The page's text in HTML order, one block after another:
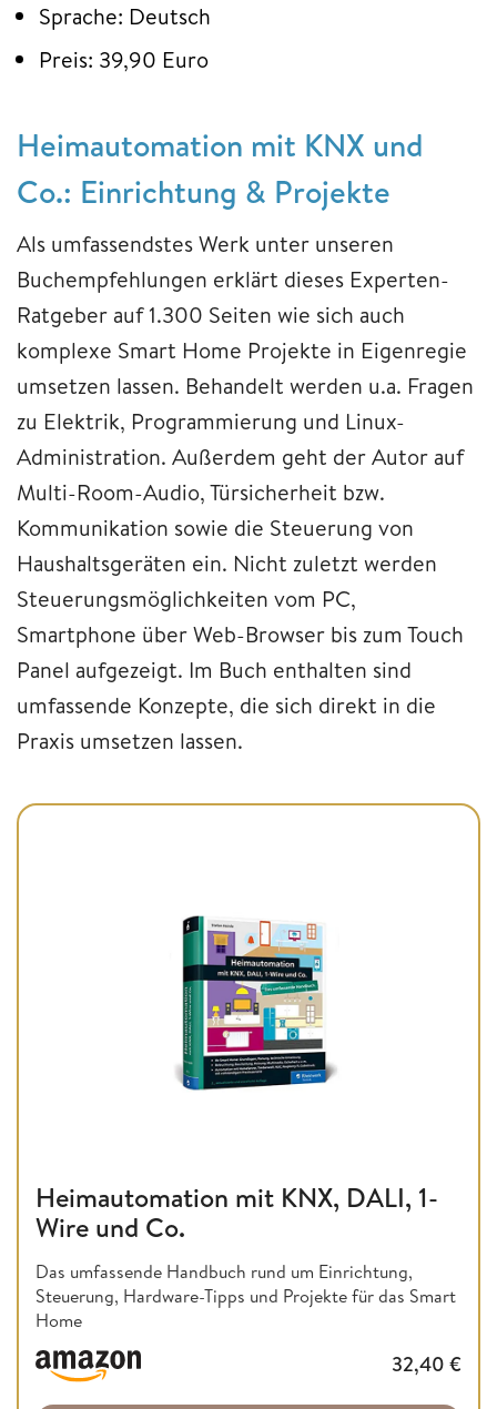
Sprache: Deutsch
Preis: 39,90 Euro
Heimautomation mit KNX und
Co.: Einrichtung & Projekte
Als umfassendstes Werk unter unseren
Buchempfehlungen erklärt dieses Experten-
Ratgeber auf 1.300 Seiten wie sich auch
komplexe Smart Home Projekte in Eigenregie
umsetzen lassen. Behandelt werden u.a. Fragen
zu Elektrik, Programmierung und Linux-
Administration. Außerdem geht der Autor auf
Multi-Room-Audio, Türsicherheit bzw.
Kommunikation sowie die Steuerung von
Haushaltsgeräten ein. Nicht zuletzt werden
Steuerungsmöglichkeiten vom PC,
Smartphone über Web-Browser bis zum Touch
Panel aufgezeigt. Im Buch enthalten sind
umfassende Konzepte, die sich direkt in die
Praxis umsetzen lassen.
Heimautomation mit KNX, DALI, 1-
Wire und Co.
Das umfassende Handbuch rund um Einrichtung,
Steuerung, Hardware-Tipps und Projekte für das Smart
Home
32,40 €